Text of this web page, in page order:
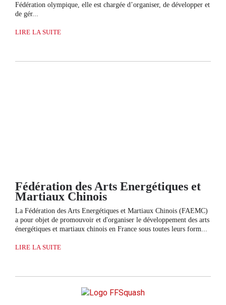
Fédération olympique, elle est chargée d’organiser, de développer et
de gér...
LIRE LA SUITE
Fédération des Arts Energétiques et
Martiaux Chinois
La Fédération des Arts Energétiques et Martiaux Chinois (FAEMC)
a pour objet de promouvoir et d'organiser le développement des arts
énergétiques et martiaux chinois en France sous toutes leurs form...
LIRE LA SUITE